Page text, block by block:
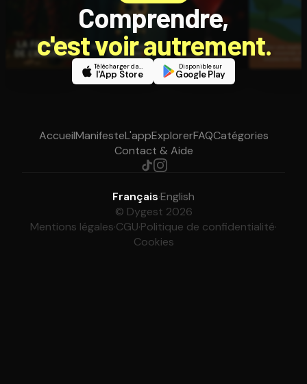
Comprendre,
c'est voir autrement.
Télécharger dans
l'App Store
Disponible sur
Google Play
AccueilManifesteL'appExplorerFAQCatégories
Contact & Aide
Français·English
© Dygest 2026
Mentions légales·CGU·Politique de confidentialité·
Cookies